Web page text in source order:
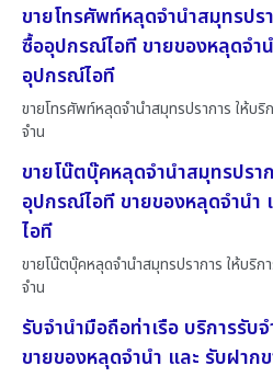
ขายโทรศัพท์หลุดจำนำสมุทรปร
ซื้ออุปกรณ์ไอที ขายของหลุดจำ
อุปกรณ์ไอที
ขายโทรศัพท์หลุดจำนำสมุทรปราการ ให้บ
จำน
ขายโน๊ตบุ๊คหลุดจำนำสมุทรปรา
อุปกรณ์ไอที ขายของหลุดจำน
ไอที
ขายโน๊ตบุ๊คหลุดจำนำสมุทรปราการ ให้บริก
จำน
รับจำนำมือถือท่าเรือ บริการรั
ขายของหลุดจำนำ และ รับฝาก